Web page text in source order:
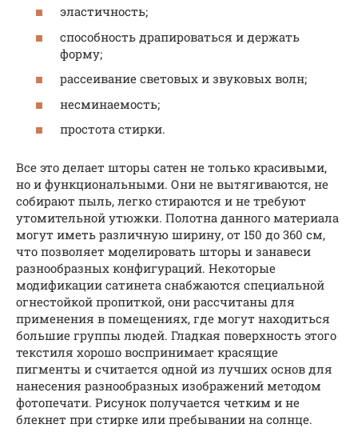
эластичность;
способность драпироваться и держать
форму;
рассеивание световых и звуковых волн;
несминаемость;
простота стирки.
Все это делает шторы сатен не только красивыми,
но и функциональными. Они не вытягиваются, не
собирают пыль, легко стираются и не требуют
утомительной утюжки. Полотна данного материала
могут иметь различную ширину, от 150 до 360 см,
что позволяет моделировать шторы и занавеси
разнообразных конфигураций. Некоторые
модификации сатинета снабжаются специальной
огнестойкой пропиткой, они рассчитаны для
применения в помещениях, где могут находиться
большие группы людей. Гладкая поверхность этого
текстиля хорошо воспринимает красящие
пигменты и считается одной из лучших основ для
нанесения разнообразных изображений методом
фотопечати. Рисунок получается четким и не
блекнет при стирке или пребывании на солнце.